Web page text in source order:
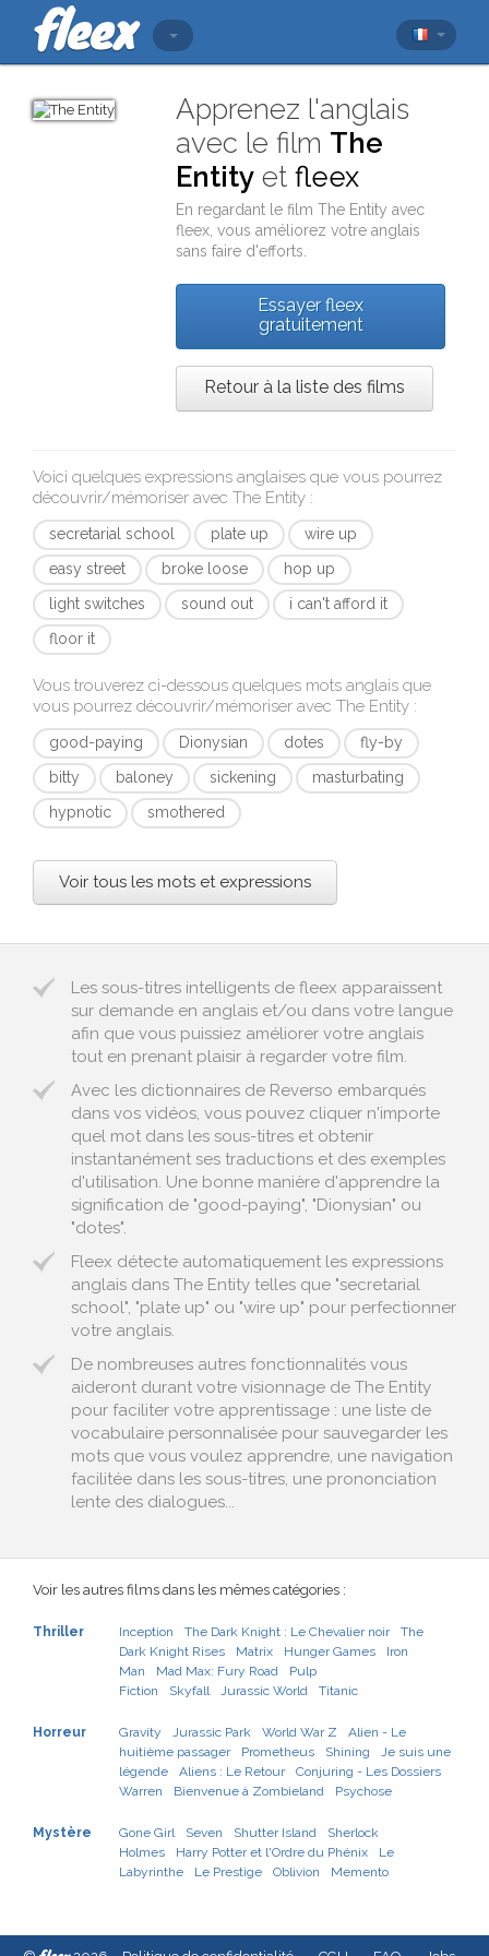
Apprenez l'anglais
avec le film The
Entity etfleex
En regardant le filmThe Entity avec
fleex , vous améliorez votre anglais
sans faire d'efforts.
Essayer fleex
gratuitement
Retour à la liste des films
Voici quelques expressions anglaises que vous pourrez
découvrir/mémoriser avec The Entity :
secretarial school plate up
wire up
easy street
broke loose
hop up
light switches
sound out
i can't afford it
floor it
Vous trouverez ci-dessous quelques mots anglais que
vous pourrez découvrir/mémoriser avec The Entity :
good-paying Dionysian dotes
fly-by
bitty
baloney sickening
masturbating
hypnotic
smothered
Voir tous les mots et expressions
Les sous-titres intelligents de fleex apparaissent
sur demande en anglais et/ou dans votre langue
afin que vous puissiez améliorer votre anglais
tout en prenant plaisir à regarder votre film.
Avec les dictionnaires de Reverso embarqués
dans vos vidéos, vous pouvez cliquer n'importe
quel mot dans les sous-titres et obtenir
instantanément ses traductions et des exemples
d'utilisation. Une bonne manière d'apprendre la
signification de "good-paying", "Dionysian" ou
"dotes".
Fleex détecte automatiquement les expressions
anglais dans The Entity telles que "secretarial
school", "plate up" ou "wire up" pour perfectionner
votre anglais.
De nombreuses autres fonctionnalités vous
aideront durant votre visionnage de The Entity
pour faciliter votre apprentissage : une liste de
vocabulaire personnalisée pour sauvegarder les
mots que vous voulez apprendre, une navigation
facilitée dans les sous-titres, une prononciation
lente des dialogues...
Voir les autres films dans les mêmes catégories :
Thriller Inception The Dark Knight : Le Chevalier noir
The
Dark Knight Rises
Matrix Hunger Games
Iron
Man
Mad Max: Fury Road
Pulp
Fiction
Skyfall Jurassic World Titanic
Horreur Gravity Jurassic Park World War Z
Alien - Le
huitième passager
Prometheus Shining
Je suis une
légende
Aliens : Le Retour
Conjuring - Les Dossiers
Warren
Bienvenue à Zombieland Psychose
Mystère Gone Girl Seven Shutter Island
Sherlock
Holmes
Harry Potter et l'Ordre du Phénix
Le
Labyrinthe
Le Prestige Oblivion Memento